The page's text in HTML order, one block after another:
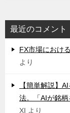
最近のコメント
FX市場におけ
より
【簡単解説】
法。「AIが銘
XI より